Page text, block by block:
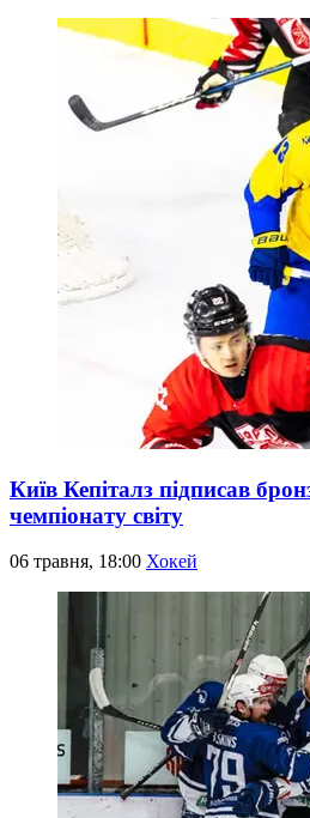
Київ Кепіталз підписав
чемпіонату світу
06 травня, 18:00 Хокей